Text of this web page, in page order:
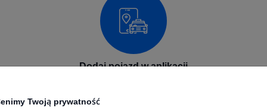
Dodaj pojazd w aplikacji
komputerze. Wpisz nazwę urządzenia oraz numer IMEI.
Twoją prywatność